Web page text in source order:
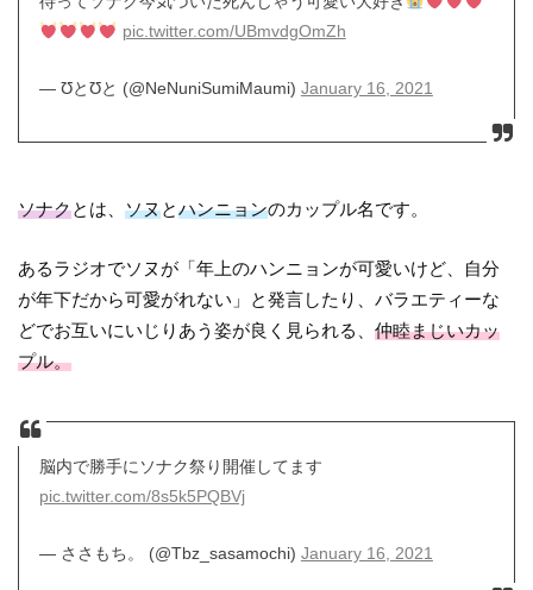
pic.twitter.com/UBmvdgOmZh
— ƱとƱと (@NeNuniSumiMaumi) January 16, 2021
ソナクとは、ソヌとハンニョンのカップル名です。
あるラジオでソヌが「年上のハンニョンが可愛いけど、自分
が年下だから可愛がれない」と発言したり、バラエティーな
どでお互いにいじりあう姿が良く見られる、仲睦まじいカッ
プル。
脳内で勝手にソナク祭り開催してます
pic.twitter.com/8s5k5PQBVj
— ささもち。 (@Tbz_sasamochi) January 16, 2021